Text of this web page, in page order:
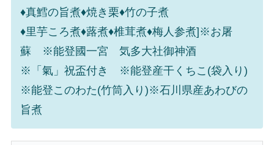
♦真鱈の旨煮♦焼き栗♦竹の子煮
♦里芋ころ煮♦蕗煮♦椎茸煮♦梅人参煮]※お屠
蘇 ※能登國一宮 気多大社御神酒
※「氣」祝盃付き ※能登産干くちこ(袋入り)
※能登このわた(竹筒入り)※石川県産あわびの
旨煮